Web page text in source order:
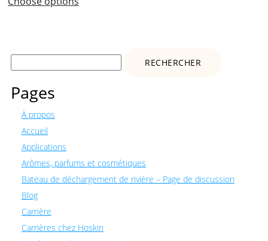
Rechercher :
Pages
À propos
Accueil
Applications
Arômes, parfums et cosmétiques
Bateau de déchargement de rivière – Page de discussion
Blog
Carrière
Carrières chez Hoskin